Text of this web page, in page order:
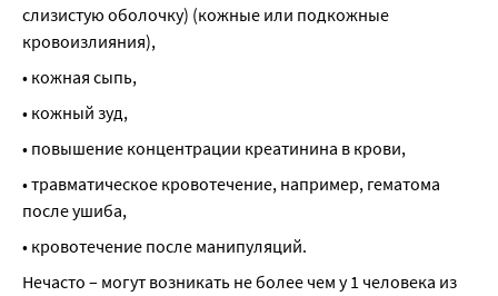
слизистую оболочку) (кожные или подкожные
кровоизлияния),
• кожная сыпь,
• кожный зуд,
• повышение концентрации креатинина в крови,
• травматическое кровотечение, например, гематома
после ушиба,
• кровотечение после манипуляций.
Нечасто – могут возникать не более чем у 1 человека из